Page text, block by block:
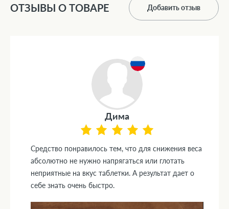
ОТЗЫВЫ О ТОВАРЕ Добавить отзыв
Дима
Средство понравилось тем, что для снижения веса
абсолютно не нужно напрягаться или глотать
неприятные на вкус таблетки. А результат дает о
себе знать очень быстро.